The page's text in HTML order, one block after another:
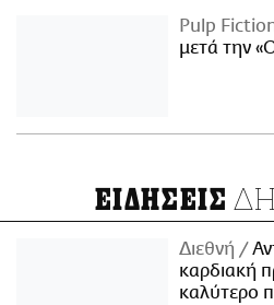
Pulp
μετά την
ΕΙΔΗΣΕΙΣ
Διεθνή
καρδιακή
καλύτερο